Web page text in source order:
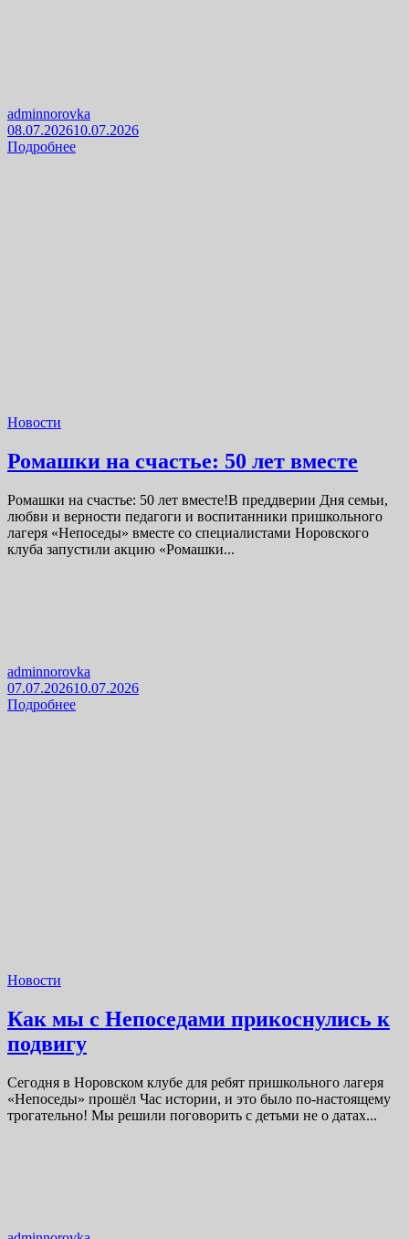
adminnorovka
08.07.202610.07.2026
Подробнее
Новости
Ромашки на счастье: 50 лет вместе
Ромашки на счастье: 50 лет вместе!В преддверии Дня семьи,
любви и верности педагоги и воспитанники пришкольного
лагеря «Непоседы» вместе со специалистами Норовского
клуба запустили акцию «Ромашки...
adminnorovka
07.07.202610.07.2026
Подробнее
Новости
Как мы с Непоседами прикоснулись к
подвигу
Сегодня в Норовском клубе для ребят пришкольного лагеря
«Непоседы» прошёл Час истории, и это было по-настоящему
трогательно! Мы решили поговорить с детьми не о датах...